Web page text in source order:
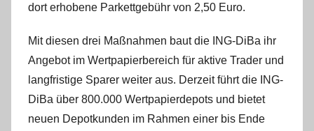
dort erhobene Parkettgebühr von 2,50 Euro.
Mit diesen drei Maßnahmen baut die ING-DiBa ihr
Angebot im Wertpapierbereich für aktive Trader und
langfristige Sparer weiter aus. Derzeit führt die ING-
DiBa über 800.000 Wertpapierdepots und bietet
neuen Depotkunden im Rahmen einer bis Ende